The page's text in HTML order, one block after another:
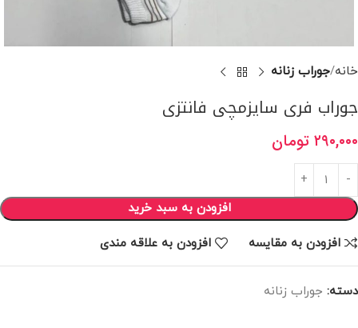
خانه جوراب زنانه
جوراب فری سایزمچی فانتزی
۲۹۰,۰۰۰ تومان
افزودن به سبد خرید
افزودن به مقایسه افزودن به علاقه مندی
دسته: جوراب زنانه